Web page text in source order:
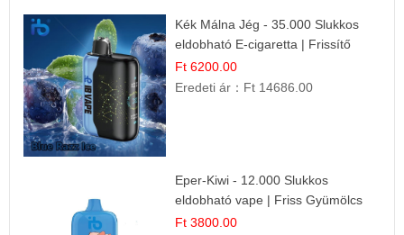
Kék Málna Jég - 35.000 Slukkos
eldobható E-cigaretta | Frissítő
Ízélmény
Ft 6200.00
Eredeti ár： Ft 14686.00
Eper-Kiwi - 12.000 Slukkos
eldobható vape | Friss Gyümölcs
Kombináció
Ft 3800.00